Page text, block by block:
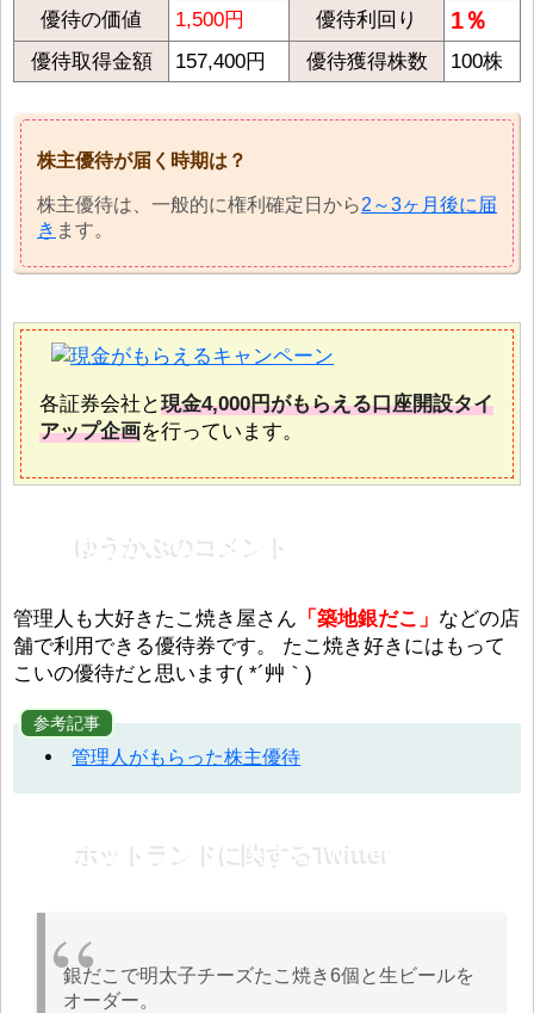
優待の価値 1,500円 優待利回り 1％
優待取得金額 157,400円 優待獲得株数 100株
株主優待が届く時期は？
株主優待は、一般的に権利確定日から2～3ヶ月後に届
き ます。
各証券会社と現金4,000円がもらえる口座開設タイ
アップ企画を行っています。
ゆうかぶのコメント
管理人も大好きたこ焼き屋さん 「築地銀だこ」 などの店
舗で利用できる優待券です。 たこ焼き好きにはもって
こいの優待だと思います( *´艸｀)
参考記事
管理人がもらった株主優待
ホットランドに関するTwitter
銀だこで明太子チーズたこ焼き6個と生ビールを
オーダー。